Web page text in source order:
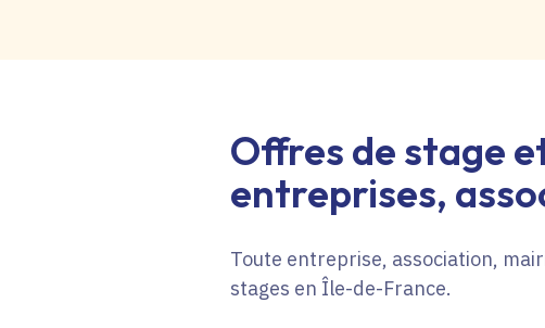
Offres de stage
entreprises,
Toute entreprise, association,
stages en Île-de-France.